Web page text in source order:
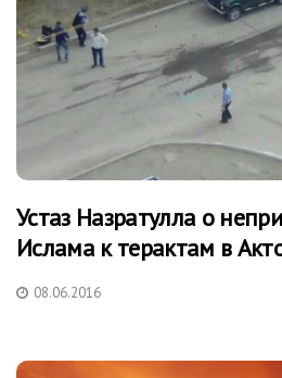
Устаз Назратулла о
Ислама к терактам в
08.06.2016